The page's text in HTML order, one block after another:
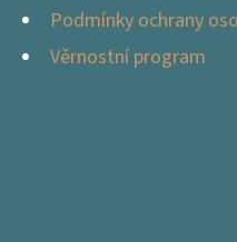
Podmínky ochrany
Věrnostní program